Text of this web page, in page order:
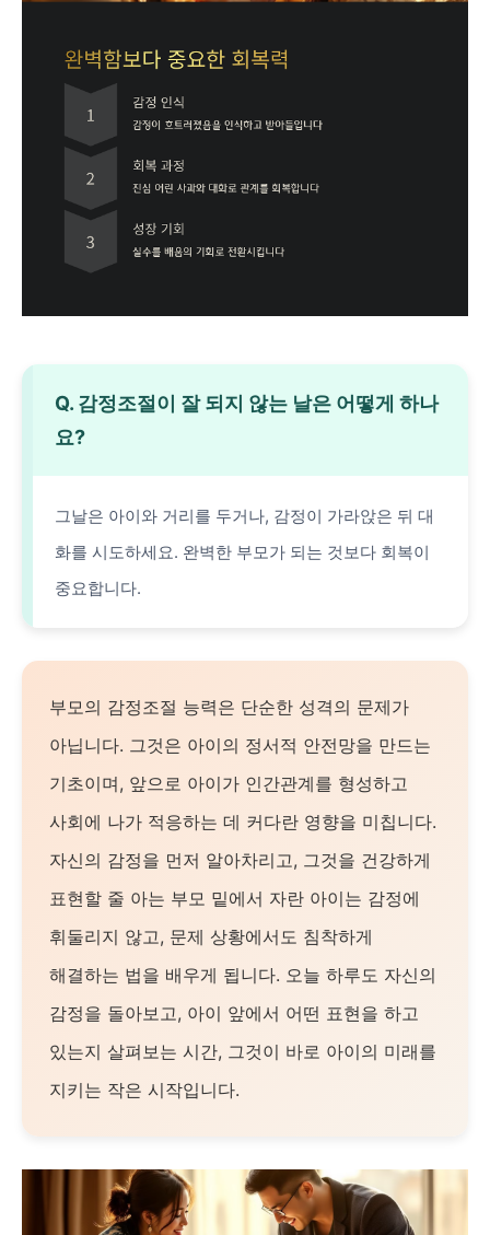
Q. 감정조절이 잘 되지 않는 날은 어떻게 하나
요?
그날은 아이와 거리를 두거나, 감정이 가라앉은 뒤 대
화를 시도하세요. 완벽한 부모가 되는 것보다 회복이
중요합니다.
부모의 감정조절 능력은 단순한 성격의 문제가
아닙니다. 그것은 아이의 정서적 안전망을 만드는
기초이며, 앞으로 아이가 인간관계를 형성하고
사회에 나가 적응하는 데 커다란 영향을 미칩니다.
자신의 감정을 먼저 알아차리고, 그것을 건강하게
표현할 줄 아는 부모 밑에서 자란 아이는 감정에
휘둘리지 않고, 문제 상황에서도 침착하게
해결하는 법을 배우게 됩니다. 오늘 하루도 자신의
감정을 돌아보고, 아이 앞에서 어떤 표현을 하고
있는지 살펴보는 시간, 그것이 바로 아이의 미래를
지키는 작은 시작입니다.